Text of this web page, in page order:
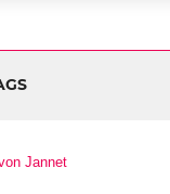
Jannet